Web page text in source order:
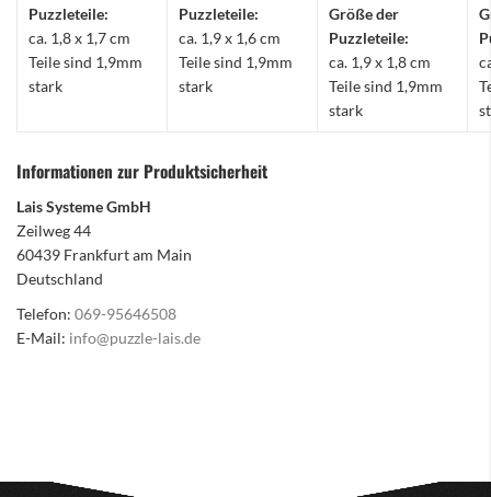
Puzzleteile:
ca. 1,8 x 1,7 cm
Teile sind 1,9mm
stark
Puzzleteile:
ca. 1,9 x 1,6 cm
Teile sind 1,9mm
stark
Größe der
Puzzleteile:
ca. 1,9 x 1,8 cm
Teile sind 1,9mm
stark
Informationen zur Produktsicherheit
Lais Systeme GmbH
Zeilweg 44
60439 Frankfurt am Main
Deutschland
Telefon: 069-95646508
E-Mail: info@puzzle-lais.de